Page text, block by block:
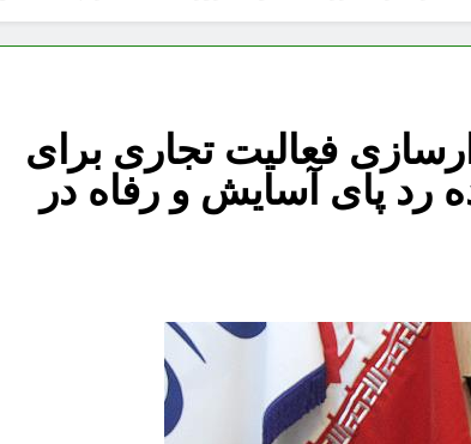
فعالیت تجاری برای
رد پای آسایش و رفاه در